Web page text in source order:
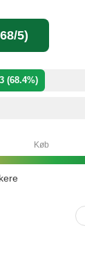
5)
(68.4%)
Køb